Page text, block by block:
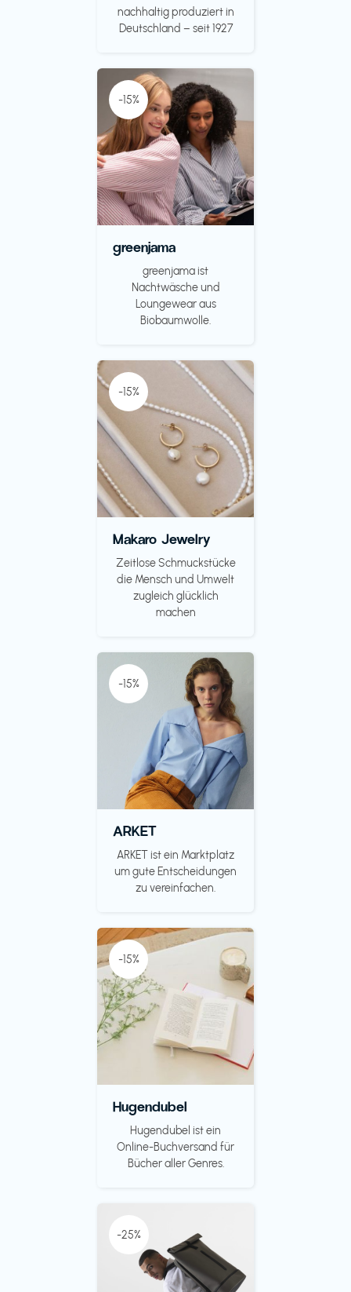
nachhaltig produziert in
Deutschland – seit 1927
-15%
greenjama
greenjama ist
Nachtwäsche und
Loungewear aus
Biobaumwolle.
-15%
Makaro Jewelry
Zeitlose Schmuckstücke
die Mensch und Umwelt
zugleich glücklich
machen
-15%
ARKET
ARKET ist ein Marktplatz
um gute Entscheidungen
zu vereinfachen.
-15%
Hugendubel
Hugendubel ist ein
Online-Buchversand für
Bücher aller Genres.
-25%